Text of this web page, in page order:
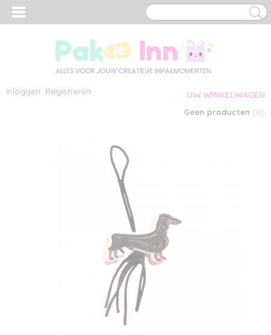
Inloggen Registreren UW WINKELWAGEN
Geen producten (0)